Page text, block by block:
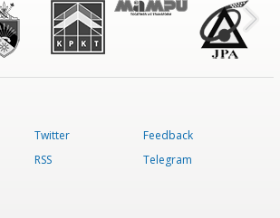
Twitter
Feedback
RSS
Telegram